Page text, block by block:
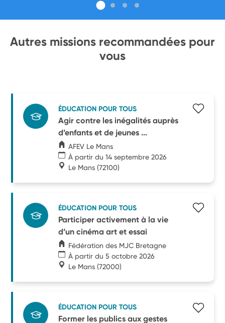
Autres missions recommandées pour
vous
ÉDUCATION POUR TOUS
Agir contre les inégalités auprès
d’enfants et de jeunes ...
AFEV Le Mans
À partir du 14 septembre 2026
Le Mans (72100)
ÉDUCATION POUR TOUS
Participer activement à la vie
d’un cinéma art et essai
Fédération des MJC Bretagne
À partir du 5 octobre 2026
Le Mans (72000)
ÉDUCATION POUR TOUS
Former les publics aux gestes